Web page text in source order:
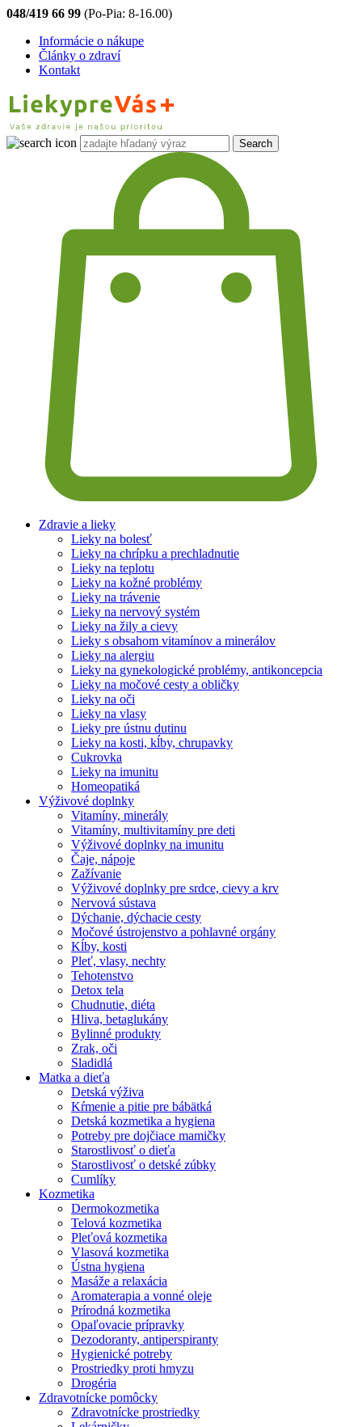
048/419 66 99 (Po-Pia: 8-16.00)
Informácie o nákupe
Články o zdraví
Kontakt
Zdravie a lieky
Lieky na bolesť
Lieky na chrípku a prechladnutie
Lieky na teplotu
Lieky na kožné problémy
Lieky na trávenie
Lieky na nervový systém
Lieky na žily a cievy
Lieky s obsahom vitamínov a minerálov
Lieky na alergiu
Lieky na gynekologické problémy, antikoncepcia
Lieky na močové cesty a obličky
Lieky na oči
Lieky na vlasy
Lieky pre ústnu dutinu
Lieky na kosti, kĺby, chrupavky
Cukrovka
Lieky na imunitu
Homeopatiká
Výživové doplnky
Vitamíny, minerály
Vitamíny, multivitamíny pre deti
Výživové doplnky na imunitu
Čaje, nápoje
Zažívanie
Výživové doplnky pre srdce, cievy a krv
Nervová sústava
Dýchanie, dýchacie cesty
Močové ústrojenstvo a pohlavné orgány
Kĺby, kosti
Pleť, vlasy, nechty
Tehotenstvo
Detox tela
Chudnutie, diéta
Hliva, betaglukány
Bylinné produkty
Zrak, oči
Sladidlá
Matka a dieťa
Detská výživa
Kŕmenie a pitie pre bábätká
Detská kozmetika a hygiena
Potreby pre dojčiace mamičky
Starostlivosť o dieťa
Starostlivosť o detské zúbky
Cumlíky
Kozmetika
Dermokozmetika
Telová kozmetika
Pleťová kozmetika
Vlasová kozmetika
Ústna hygiena
Masáže a relaxácia
Aromaterapia a vonné oleje
Prírodná kozmetika
Opaľovacie prípravky
Dezodoranty, antiperspiranty
Hygienické potreby
Prostriedky proti hmyzu
Drogéria
Zdravotnícke pomôcky
Zdravotnícke prostriedky